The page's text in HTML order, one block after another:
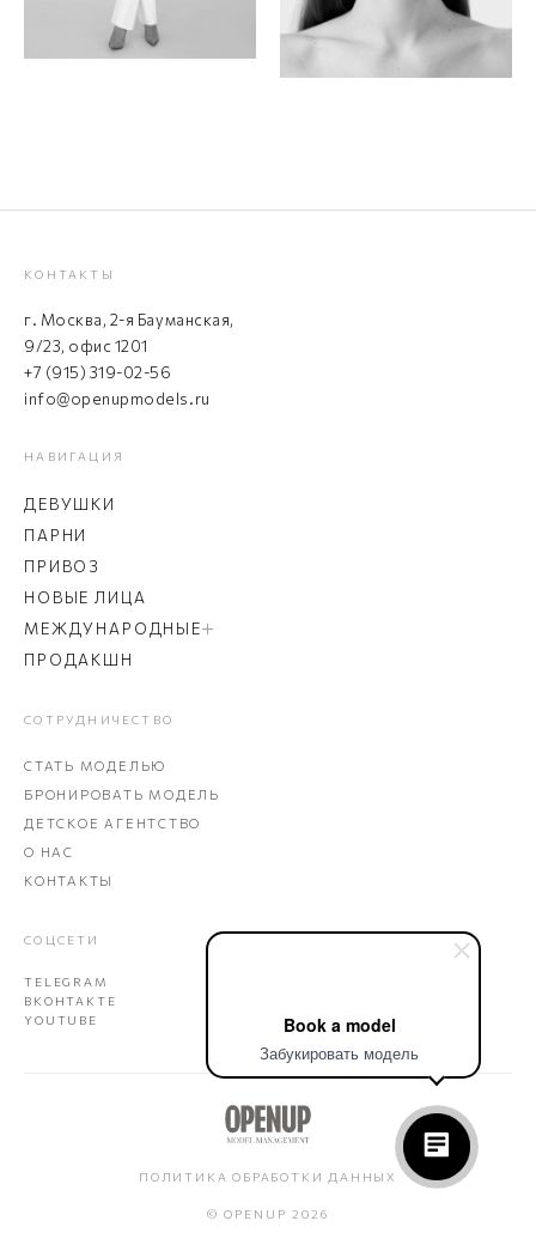
Book a model
Забукировать модель
КОНТАКТЫ
г. Москва, 2-я Бауманская,
9/23, офис 1201
+7 (915) 319-02-56
info@openupmodels.ru
НАВИГАЦИЯ
ДЕВУШКИ
ПАРНИ
ПРИВОЗ
НОВЫЕ ЛИЦА
МЕЖДУНАРОДНЫЕ
ПРОДАКШН
СОТРУДНИЧЕСТВО
СТАТЬ МОДЕЛЬЮ
БРОНИРОВАТЬ МОДЕЛЬ
ДЕТСКОЕ АГЕНТСТВО
О НАС
КОНТАКТЫ
СОЦСЕТИ
TELEGRAM
ВКОНТАКТЕ
YOUTUBE
© OPENUP 2026
ПОЛИТИКА ОБРАБОТКИ ДАННЫХ